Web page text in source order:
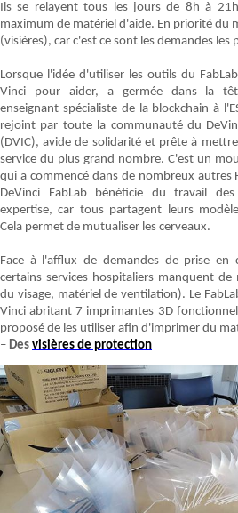
Ils se relayent tous les jours de 8h à
maximum de matériel d'aide. En priorité du
(visières), car c'est ce sont les demandes les
Lorsque l'idée d'utiliser les outils du
Vinci pour aider, a germée dans la
enseignant spécialiste de la blockchain à
rejoint par toute la communauté du
(DVIC), avide de solidarité et prête à
service du plus grand nombre. C'est un
qui a commencé dans de nombreux autres
DeVinci FabLab bénéficie du travail
expertise, car tous partagent leurs
Cela permet de mutualiser les cerveaux.
Face à l'afflux de demandes de prise en
certains services hospitaliers manquent
du visage, matériel de ventilation). Le
Vinci abritant 7 imprimantes 3D
proposé de les utiliser afin d'imprimer du
– Des visières de protection